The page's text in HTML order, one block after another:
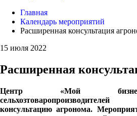
Главная
Календарь мероприятий
Расширенная консультация
15 июля 2022
Расширенная
Центр «Мой
консультацию агронома.